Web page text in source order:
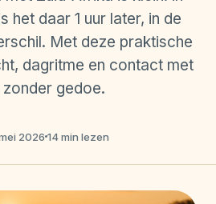
het daar 1 uur later, in de
Met deze praktische
dagritme en contact met
zonder gedoe.
2026 14 min lezen